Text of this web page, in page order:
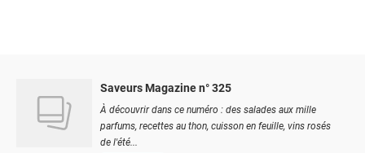
Saveurs Magazine n° 325
À découvrir dans ce numéro : des salades aux mille
parfums, recettes au thon, cuisson en feuille, vins rosés
de l'été...